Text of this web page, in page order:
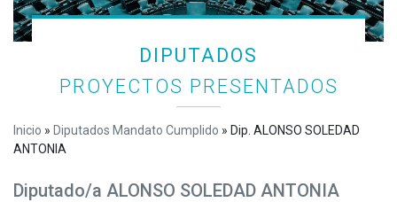
DIPUTADOS
PROYECTOS PRESENTADOS
Inicio » Diputados Mandato Cumplido » Dip. ALONSO SOLEDAD
ANTONIA
Diputado/a ALONSO SOLEDAD ANTONIA